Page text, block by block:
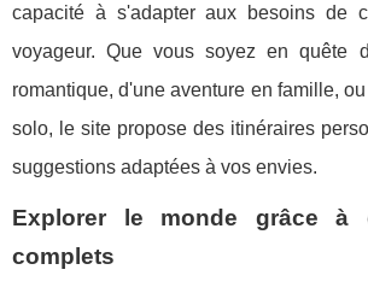
capacité à s'adapter aux besoins de
voyageur. Que vous soyez en quête
romantique, d'une aventure en famille,
solo, le site propose des itinéraires
suggestions adaptées à vos envies.
Explorer le monde grâce à
complets